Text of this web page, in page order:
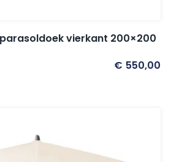
vierkant 200×200
€ 550,00